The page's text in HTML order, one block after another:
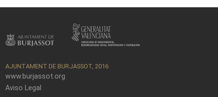
AJUNTAMENT DE BURJASSOT, 2016
www.burjassot.org
Aviso Legal